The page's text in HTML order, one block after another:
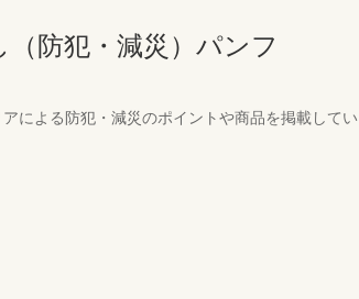
防犯・減災）パンフ
による防犯・減災のポイントや商品を掲載して